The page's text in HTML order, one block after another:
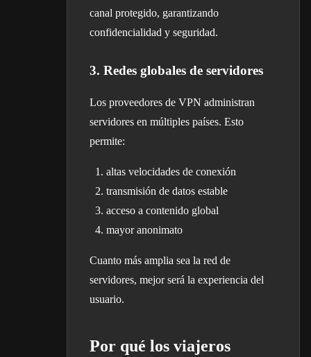
canal protegido, garantizando
confidencialidad y seguridad.
3. Redes globales de servidores
Los proveedores de VPN administran
servidores en múltiples países. Esto
permite:
altas velocidades de conexión
transmisión de datos estable
acceso a contenido global
mayor anonimato
Cuanto más amplia sea la red de
servidores, mejor será la experiencia del
usuario.
Por qué los viajeros